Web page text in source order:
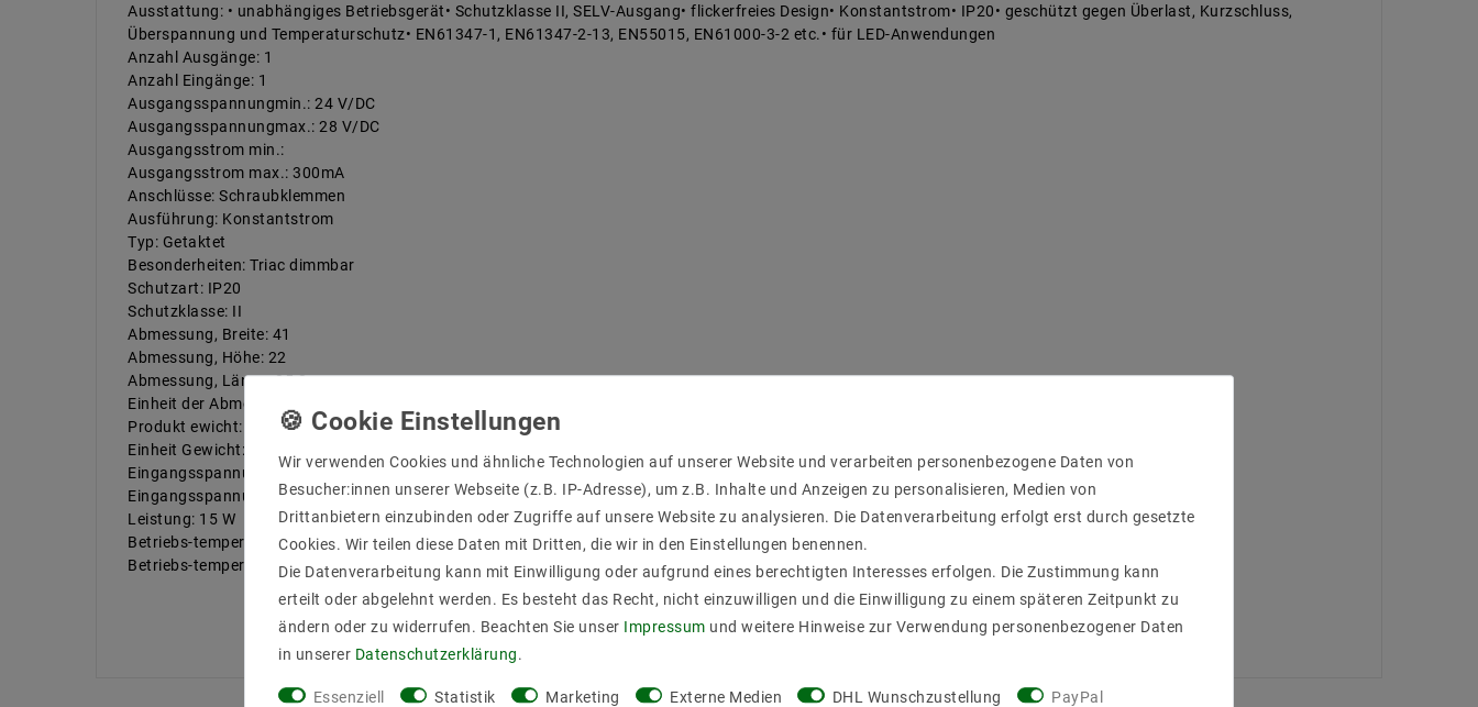
Ausstattung: • unabhängiges Betriebsgerät• Schutzklasse II, SELV-Ausgang• flickerfreies Design• Konstantstrom• IP20• geschützt gegen Überlast, Kurzschluss,
Überspannung und Temperaturschutz• EN61347-1, EN61347-2-13, EN55015, EN61000-3-2 etc.• für LED-Anwendungen
Anzahl Ausgänge: 1
Anzahl Eingänge: 1
Ausgangsspannungmin.: 24 V/DC
Ausgangsspannungmax.: 28 V/DC
Ausgangsstrom min.:
Ausgangsstrom max.: 300mA
Anschlüsse: Schraubklemmen
Ausführung: Konstantstrom
Typ: Getaktet
Besonderheiten: Triac dimmbar
Schutzart: IP20
Schutzklasse: II
Abmessung, Breite: 41
Abmessung, Höhe: 22
Abmessung, Länge: 85,3
Einheit der Abmessungen: mm
Produkt ewicht: 95
Einheit Gewicht: g
Eingangsspannung Min: 198 V/AC
Eingangsspannung Max: 264 V/AC
Leistung: 15 W
Betriebs-temperaturmax. in °C: +50°C
Betriebs-temperaturmin. in °C: -25°C
Wir verwenden Cookies und ähnliche Technologien auf unserer Website und verarbeiten personenbezogene Daten von
Besucher:innen unserer Webseite (z.B. IP-Adresse), um z.B. Inhalte und Anzeigen zu personalisieren, Medien von
Drittanbietern einzubinden oder Zugriffe auf unsere Website zu analysieren. Die Datenverarbeitung erfolgt erst durch gesetzte
Cookies. Wir teilen diese Daten mit Dritten, die wir in den Einstellungen benennen.
Die Datenverarbeitung kann mit Einwilligung oder aufgrund eines berechtigten Interesses erfolgen. Die Zustimmung kann
erteilt oder abgelehnt werden. Es besteht das Recht, nicht einzuwilligen und die Einwilligung zu einem späteren Zeitpunkt zu
ändern oder zu widerrufen. Beachten Sie unser Impressum und weitere Hinweise zur Verwendung personenbezogener Daten
in unserer Daten­schutz­erklärung.
Essenziell Statistik Marketing Externe Medien DHL Wunschzustellung PayPal